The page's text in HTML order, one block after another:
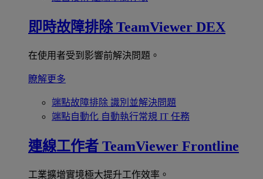
即時故障排除 TeamViewer DEX
在使用者受到影響前解決問題。
瞭解更多
端點故障排除 識別並解決問題
端點自動化 自動執行常規 IT 任務
連線工作者 TeamViewer Frontline
工業擴增實境極大提升工作效率。